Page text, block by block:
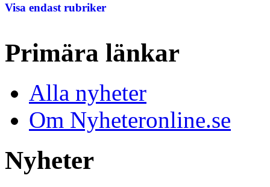
Visa endast rubriker
Primära länkar
Alla nyheter
Om Nyheteronline.se
Nyheter